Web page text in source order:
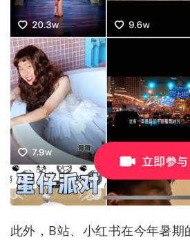
此外，B站、小红书在今年暑